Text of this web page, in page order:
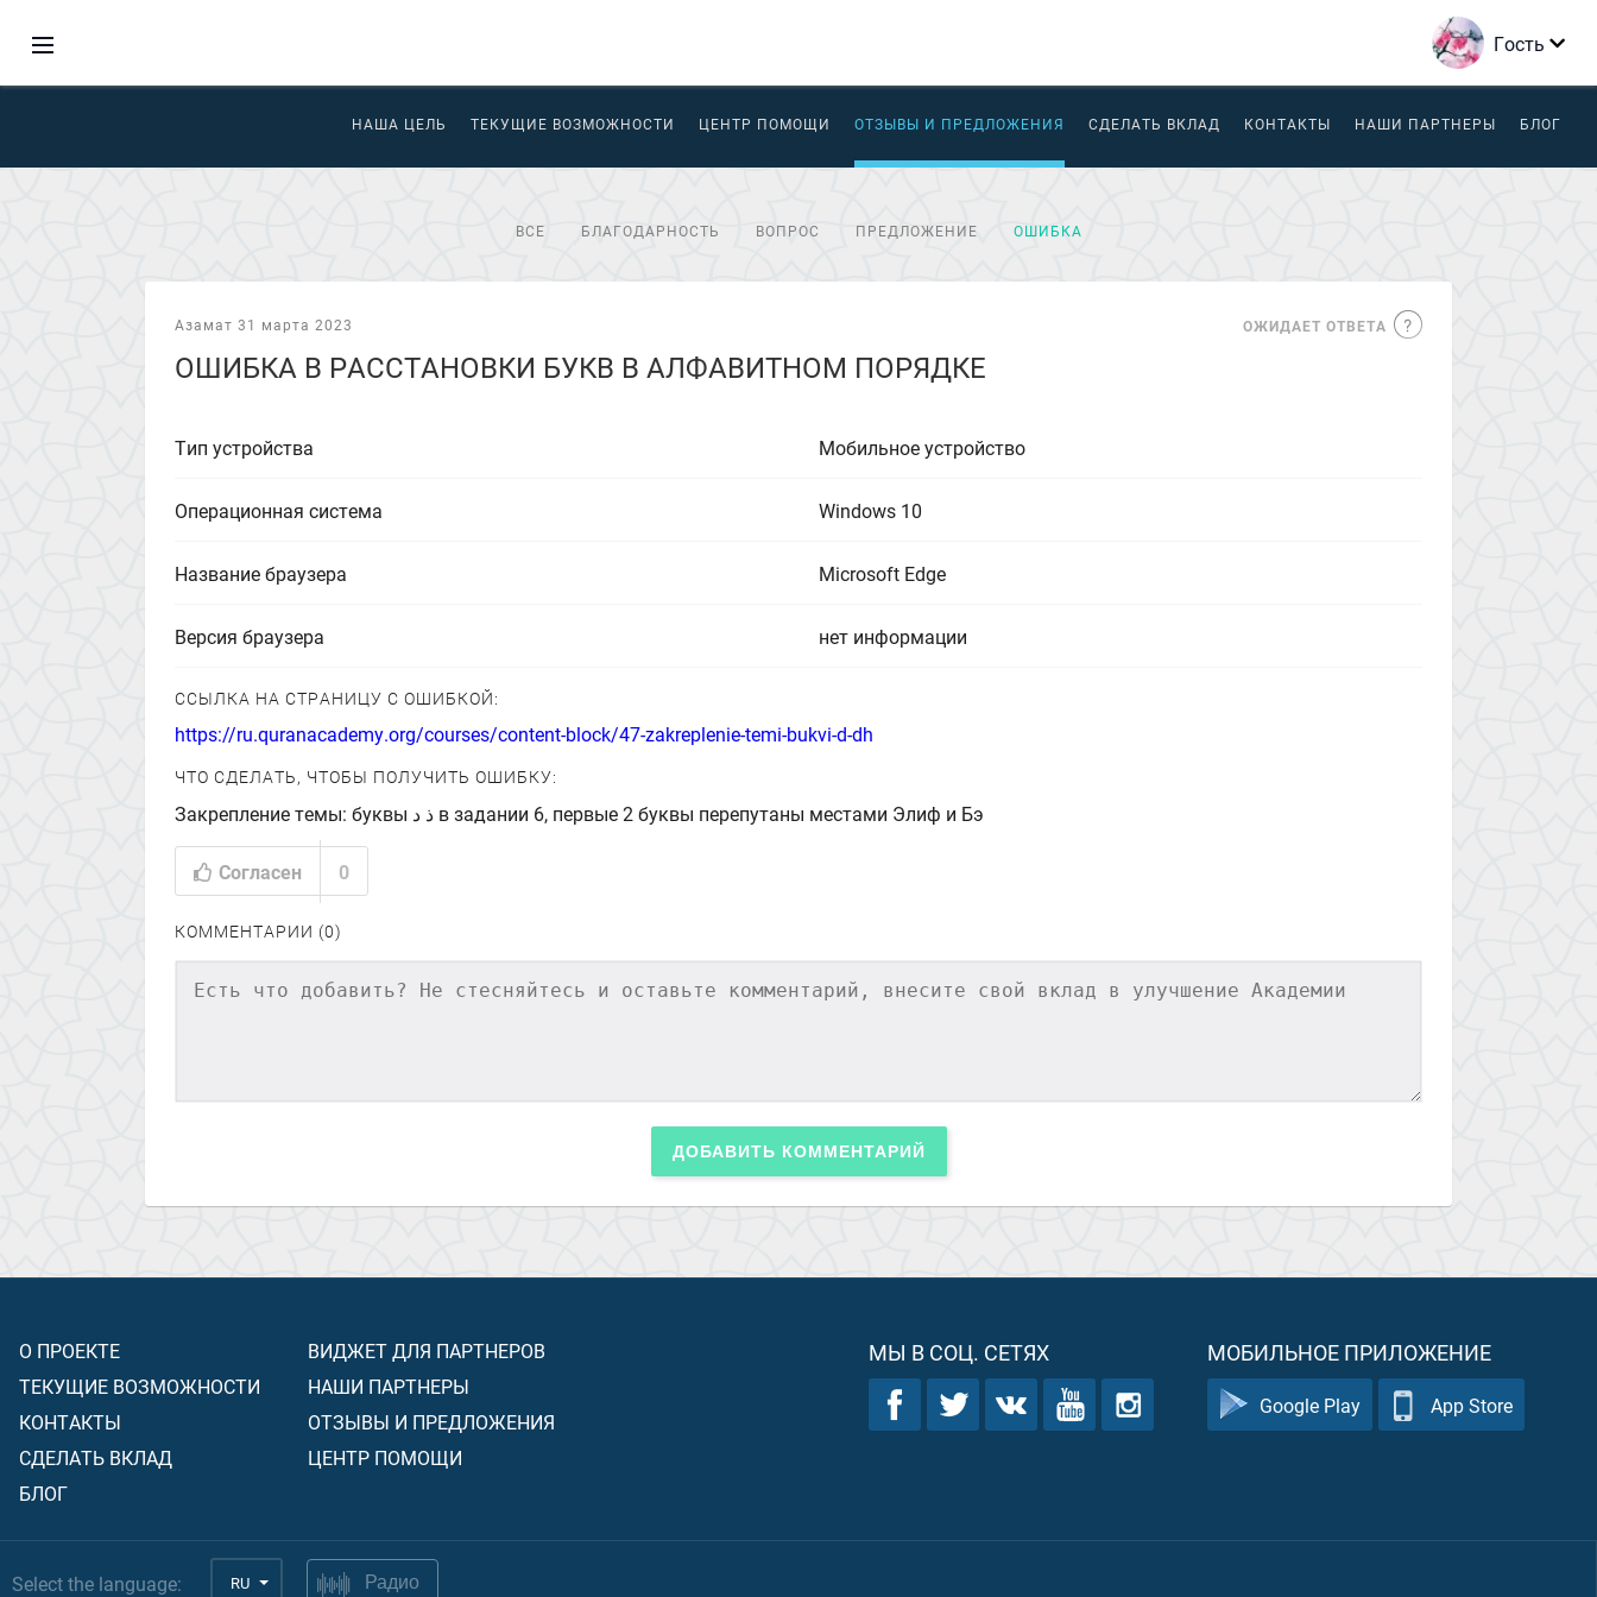
Гость
НАША ЦЕЛЬ ТЕКУЩИЕ ВОЗМОЖНОСТИ ЦЕНТР ПОМОЩИ ОТЗЫВЫ И ПРЕДЛОЖЕНИЯ СДЕЛАТЬ ВКЛАД КОНТАКТЫ НАШИ ПАРТНЕРЫ БЛОГ
ВСЕ БЛАГОДАРНОСТЬ ВОПРОС ПРЕДЛОЖЕНИЕ ОШИБКА
Азамат 31 марта 2023 ОЖИДАЕТ ОТВЕТА
ОШИБКА В РАССТАНОВКИ БУКВ В АЛФАВИТНОМ ПОРЯДКЕ
Тип устройства Мобильное устройство
Операционная система Windows 10
Название браузера Microsoft Edge
Версия браузера нет информации
ССЫЛКА НА СТРАНИЦУ С ОШИБКОЙ:
https://ru.quranacademy.org/courses/content-block/47-zakreplenie-temi-bukvi-d-dh
ЧТО СДЕЛАТЬ, ЧТОБЫ ПОЛУЧИТЬ ОШИБКУ:
Закрепление темы: буквы ‎د‎ ‎ذ в задании 6, первые 2 буквы перепутаны местами Элиф и Бэ
Согласен 0
КОММЕНТАРИИ (0)
ДОБАВИТЬ КОММЕНТАРИЙ
О ПРОЕКТЕ
ТЕКУЩИЕ ВОЗМОЖНОСТИ
КОНТАКТЫ
СДЕЛАТЬ ВКЛАД
БЛОГ
ВИДЖЕТ ДЛЯ ПАРТНЕРОВ
НАШИ ПАРТНЕРЫ
ОТЗЫВЫ И ПРЕДЛОЖЕНИЯ
ЦЕНТР ПОМОЩИ
МЫ В СОЦ. СЕТЯХ МОБИЛЬНОЕ ПРИЛОЖЕНИЕ
Google Play App Store
Select the language: RU Радио